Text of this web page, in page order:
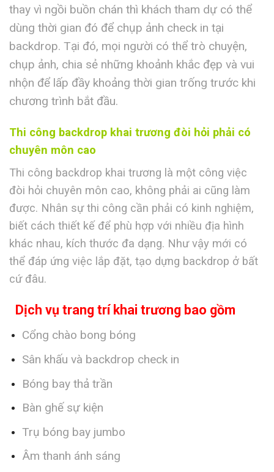
thay vì ngồi buồn chán thì khách tham dự có thể
dùng thời gian đó để chụp ảnh check in tại
backdrop. Tại đó, mọi người có thể trò chuyện,
chụp ảnh, chia sẻ những khoảnh khắc đẹp và vui
nhộn để lấp đầy khoảng thời gian trống trước khi
chương trình bắt đầu.
Thi công backdrop khai trương đòi hỏi phải có
chuyên môn cao
Thi công backdrop khai trương là một công việc
đòi hỏi chuyên môn cao, không phải ai cũng làm
được. Nhân sự thi công cần phải có kinh nghiệm,
biết cách thiết kế để phù hợp với nhiều địa hình
khác nhau, kích thước đa dạng. Như vậy mới có
thể đáp ứng việc lắp đặt, tạo dựng backdrop ở bất
cứ đâu.
Dịch vụ trang trí khai trương bao gồm
Cổng chào bong bóng
Sân khấu và backdrop check in
Bóng bay thả trần
Bàn ghế sự kiện
Trụ bóng bay jumbo
Âm thanh ánh sáng